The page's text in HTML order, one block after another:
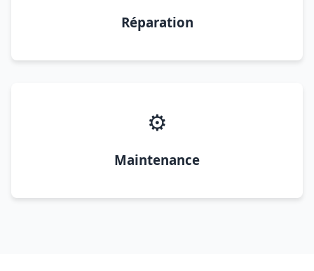
Réparation
⚙️
Maintenance